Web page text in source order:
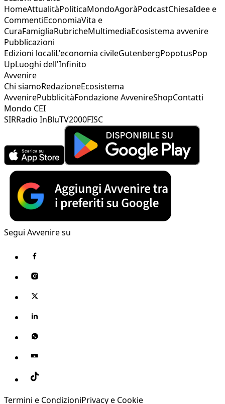
HomeAttualitàPoliticaMondoAgoràPodcastChiesaIdee e
CommentiEconomiaVita e
CuraFamigliaRubricheMultimediaEcosistema avvenire
Pubblicazioni
Edizioni localiL'economia civileGutenbergPopotusPop
UpLuoghi dell'Infinito
Avvenire
Chi siamoRedazioneEcosistema
AvvenirePubblicitàFondazione AvvenireShopContatti
Mondo CEI
SIRRadio InBluTV2000FISC
Segui Avvenire su
Termini e CondizioniPrivacy e Cookie